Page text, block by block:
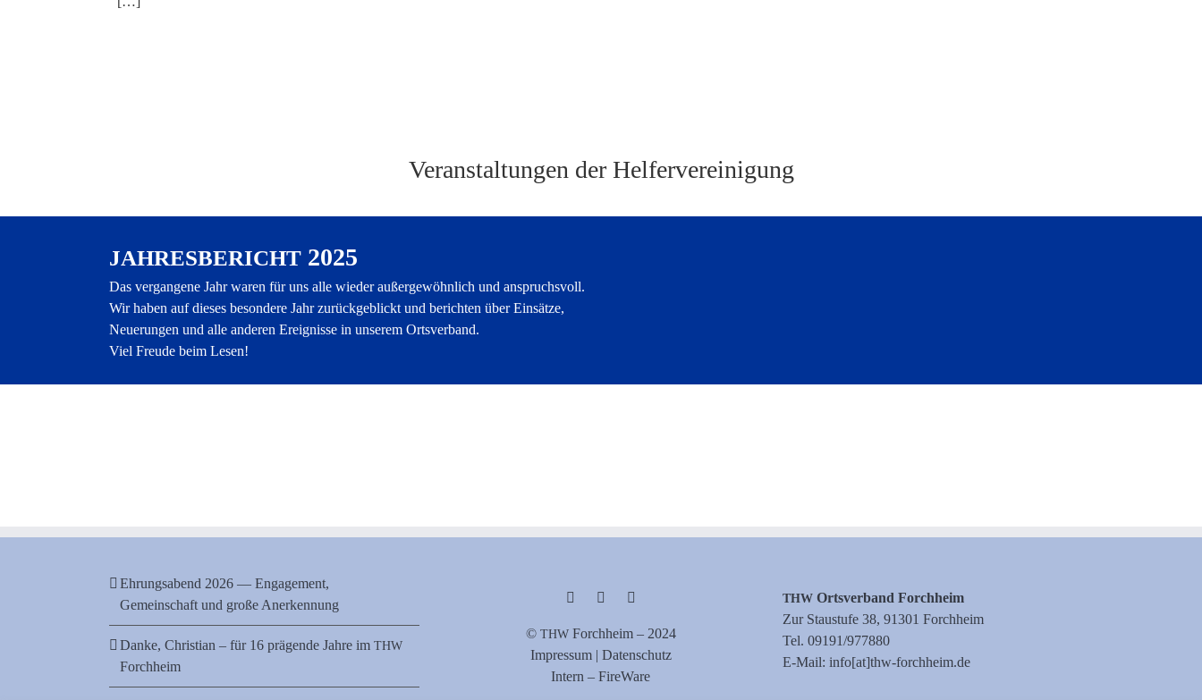
Veranstaltungen der Helfervereinigung
JAHRESBERICHT 2025
Das vergangene Jahr waren für uns alle wieder außergewöhnlich und anspruchsvoll.
Wir haben auf dieses besondere Jahr zurückgeblickt und berichten über Einsätze,
Neuerungen und alle anderen Ereignisse in unserem Ortsverband.
Viel Freude beim Lesen!
Ehrungsabend 2026 — Engagement,
Gemeinschaft und große Anerkennung
Danke, Christian – für 16 prägende Jahre im THW
Forchheim
© THWForch­heim – 2024
Impres­sum | Datenschutz
Intern – FireWare
THW Orts­ver­band Forchheim
Zur Stau­stu­fe 38, 91301 Forchheim
Tel. 09191/977880
E‑Mail: info[at]thw-forchheim.de